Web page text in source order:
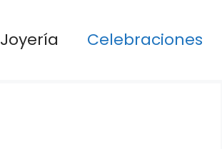
Joyería Celebraciones